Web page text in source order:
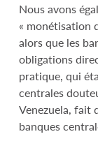
Nous avons
« monétisation
alors que les
obligations
pratique, qui
centrales
Venezuela, fait
banques